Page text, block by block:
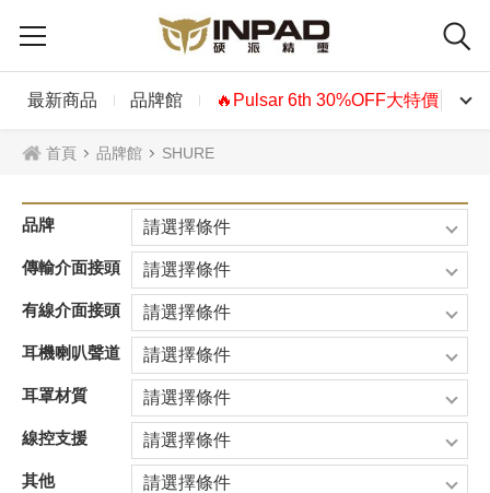
最新商品 品牌館 🔥Pulsar 6th 30%OFF大特價🔥
首頁 品牌館 SHURE
品牌 請選擇條件
傳輸介面接頭 請選擇條件
有線介面接頭 請選擇條件
耳機喇叭聲道 請選擇條件
耳罩材質 請選擇條件
線控支援 請選擇條件
其他 請選擇條件